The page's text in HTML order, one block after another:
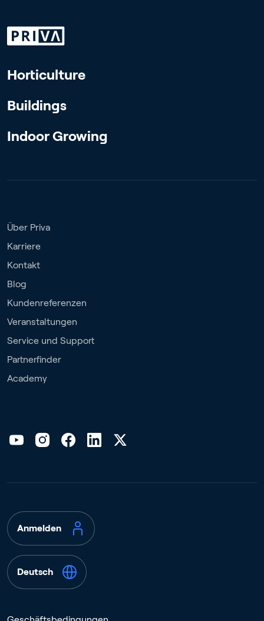
Horticulture
Buildings
Indoor Growing
Über Priva
Karriere
Kontakt
Blog
Kundenreferenzen
Veranstaltungen
Service und Support
Partnerfinder
Academy
Anmelden
Deutsch